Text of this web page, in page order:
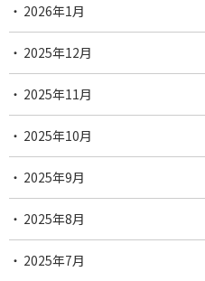
2026年1月
2025年12月
2025年11月
2025年10月
2025年9月
2025年8月
2025年7月